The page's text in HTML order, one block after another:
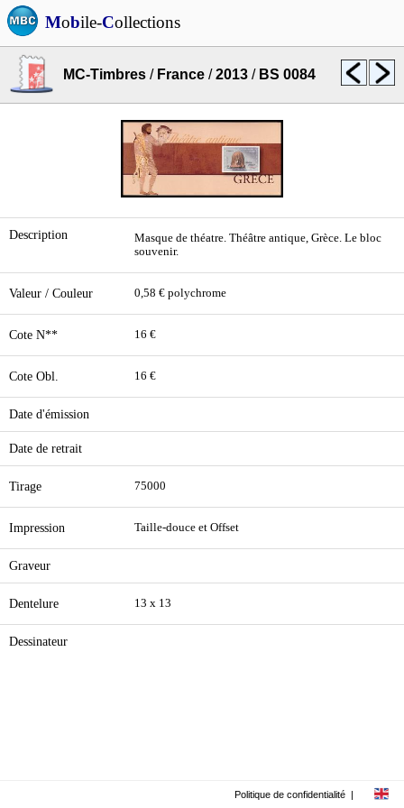
Mobile-Collections
MC-Timbres / France /2013 / BS 0084
Description
Masque de théatre. Théâtre antique, Grèce. Le bloc
souvenir.
Valeur / Couleur 0,58 € polychrome
Cote N** 16 €
Cote Obl. 16 €
Date d'émission
Date de retrait
Tirage 75000
Impression Taille-douce et Offset
Graveur
Dentelure 13 x 13
Dessinateur
Politique de confidentialité |